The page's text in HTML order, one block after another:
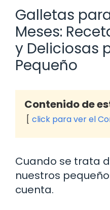
Galletas
Meses:
y Deliciosas
Pequeño
Contenido de
click para ver el
Cuando se trata
nuestros
cuenta.